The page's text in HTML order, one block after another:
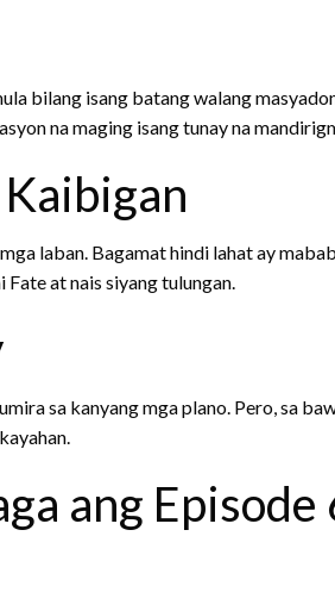
bilang isang batang walang
na maging isang tunay na
laban. Bagamat hindi lahat ay
Fate at nais siyang tulungan.
sa kanyang mga plano. Pero, sa
ang Episode